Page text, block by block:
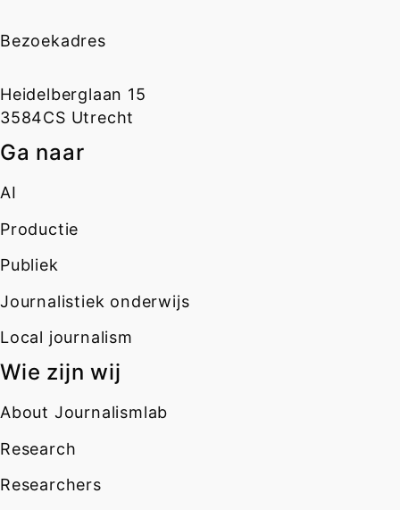
Bezoekadres
Heidelberglaan 15
3584CS Utrecht
Ga naar
AI
Productie
Publiek
Journalistiek onderwijs
Local journalism
Wie zijn wij
About Journalismlab
Research
Researchers